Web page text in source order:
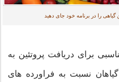
را در برنامه خود جای دهید
برای دریافت پروتئین به
نسبت به فراورده های